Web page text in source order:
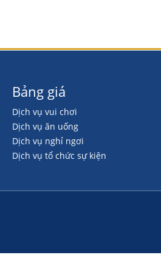
Bảng giá
Dịch vụ vui chơi
Dịch vụ ăn uống
Dịch vụ nghỉ ngơi
Dịch vụ tổ chức sự kiện